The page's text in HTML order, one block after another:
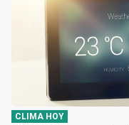
CLIMA HOY